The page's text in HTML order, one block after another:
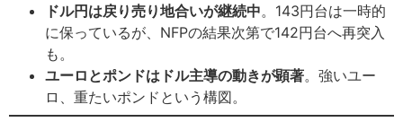
ドル円は戻り売り地合いが継続中。143円台は一時的
に保っているが、NFPの結果次第で142円台へ再突入
も。
ユーロとポンドはドル主導の動きが顕著。強いユー
ロ、重たいポンドという構図。